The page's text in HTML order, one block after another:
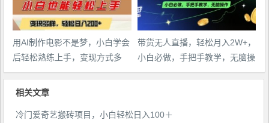
用AI制作电影不是梦，小白学会
后轻松熟练上手，变现方式多
样，日入2张+
带货无人直播，轻松月入2W+，
小白必做，手把手教学，无脑操
作(附学习资料)
相关文章
冷门爱奇艺搬砖项目，小白轻松日入100＋